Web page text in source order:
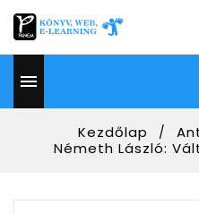

Kezdőlap
Németh László: